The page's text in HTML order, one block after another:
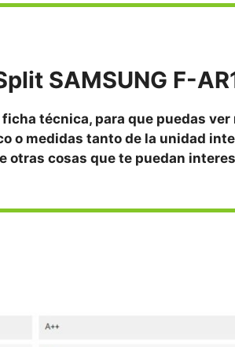
SAMSUNG F-
técnica, para que puedas
o medidas tanto de la unidad
otras cosas que te puedan